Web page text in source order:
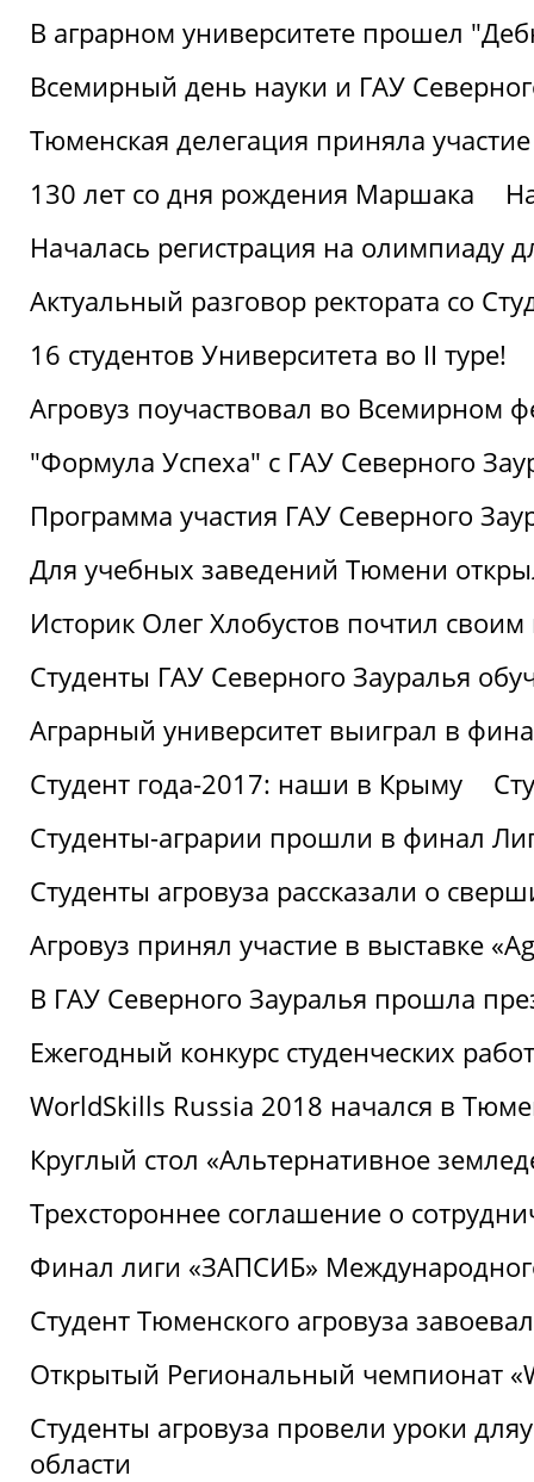
В аграрном университете прошел
Всемирный день науки и ГАУ
Тюменская делегация приняла
130 лет со дня рождения Маршака
Началась регистрация на олимпиаду
Актуальный разговор ректората со
16 студентов Университета во II туре!
Агровуз поучаствовал во Всемирном
"Формула Успеха" с ГАУ Северного
Программа участия ГАУ Северного
Для учебных заведений Тюмени
Историк Олег Хлобустов почтил
Студенты ГАУ Северного Зауралья
Аграрный университет выиграл в
Студент года-2017: наши в Крыму
Студенты-аграрии прошли в финал
Студенты агровуза рассказали о
Агровуз принял участие в выставке
В ГАУ Северного Зауралья прошла
Ежегодный конкурс студенческих
WorldSkills Russia 2018 начался в
Круглый стол «Альтернативное
Трехстороннее соглашение о
Финал лиги «ЗАПСИБ»
Студент Тюменского агровуза
Открытый Региональный чемпионат
Студенты агровуза провели уроки
области